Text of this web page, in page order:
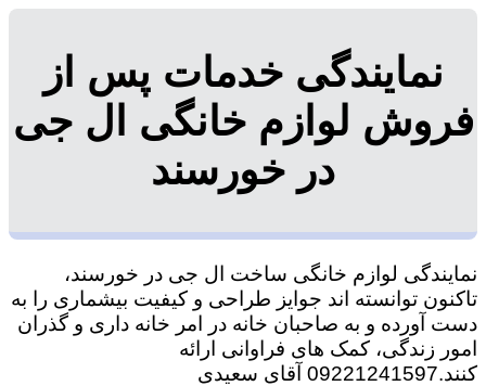
نمایندگی خدمات پس از
فروش لوازم خانگی ال جی
در خورسند
نمایندگی لوازم خانگی ساخت ال جی در خورسند،
تاکنون توانسته اند جوایز طراحی و کیفیت بیشماری را به
دست آورده و به صاحبان خانه در امر خانه داری و گذران
امور زندگی، کمک های فراوانی ارائه
کنند.09221241597 آقای سعیدی